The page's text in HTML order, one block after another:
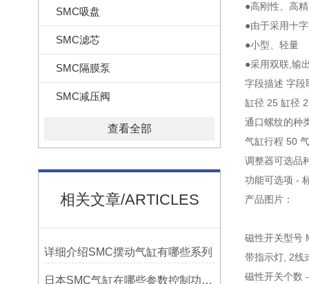
SMC吸盘
SMC滤芯
SMC隔膜泵
SMC减压阀
查看全部
相关文章/ARTICLES
详细介绍SMC摆动气缸有哪些系列
日本SMC气缸在哪些参数控制功能运作
●高刚性、高
●由于采用十
●小型、轻量
●采用双联,输
字段描述 字段
缸径 25 缸径
通口螺纹的
气缸行程 50
调整器可选品
功能可选项 -
产品图片：
磁性开关型号
带指示灯, 2线
磁性开关个数